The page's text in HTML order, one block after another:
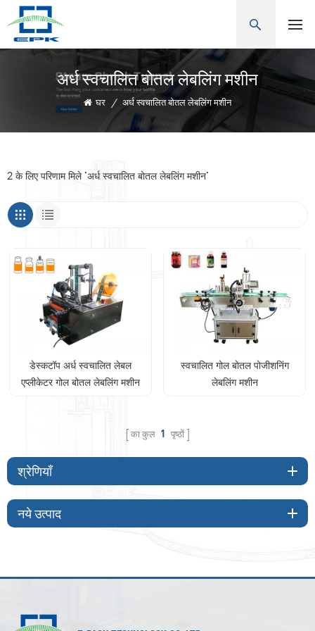
अर्ध स्वचालित बोतल लेबलिंग मशीन
घर / अर्ध स्वचालित बोतल लेबलिंग मशीन
2 के लिए परिणाम मिले "अर्ध स्वचालित बोतल लेबलिंग मशीन"
डेस्कटॉप अर्ध स्वचालित लेबल
एप्लीकेटर गोल बोतल लेबलिंग मशीन
स्वचालित गोल बोतल पोजीशनिंग
लेबलिंग मशीन
का कुल 1 पृष्ठों
श्रेणियाँ
नये उत्पाद